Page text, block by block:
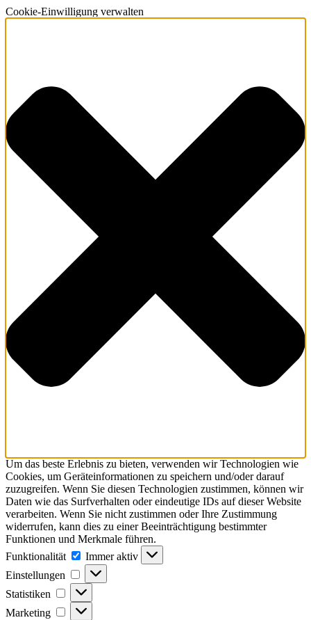
Cookie-Einwilligung verwalten
Um das beste Erlebnis zu bieten, verwenden wir Technologien wie
Cookies, um Geräteinformationen zu speichern und/oder darauf
zuzugreifen. Wenn Sie diesen Technologien zustimmen, können wir
Daten wie das Surfverhalten oder eindeutige IDs auf dieser Website
verarbeiten. Wenn Sie nicht zustimmen oder Ihre Zustimmung
widerrufen, kann dies zu einer Beeinträchtigung bestimmter
Funktionen und Merkmale führen.
Funktionalität
Funktionalität
Immer aktiv
Einstellungen
Einstellungen
Statistiken Statistiken
Marketing Marketing